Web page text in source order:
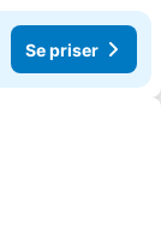
Se priser
Favoriter